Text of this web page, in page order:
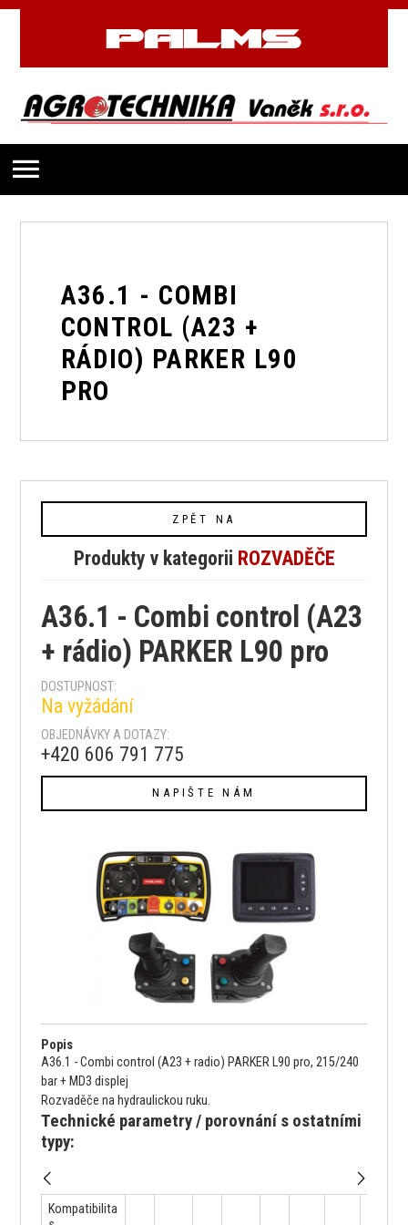
A36.1 - COMBI
CONTROL (A23 +
RÁDIO) PARKER L90
PRO
ZPĚT NA
Produkty v kategorii ROZVADĚČE
A36.1 - Combi control (A23
+ rádio) PARKER L90 pro
DOSTUPNOST:
Na vyžádání
OBJEDNÁVKY A DOTAZY:
+420 606 791 775
NAPIŠTE NÁM
Popis
A36.1 - Combi control (A23 + radio) PARKER L90 pro, 215/240
bar + MD3 displej
Rozvaděče na hydraulickou ruku.
Technické parametry / porovnání s ostatními
typy:
Kompatibilita